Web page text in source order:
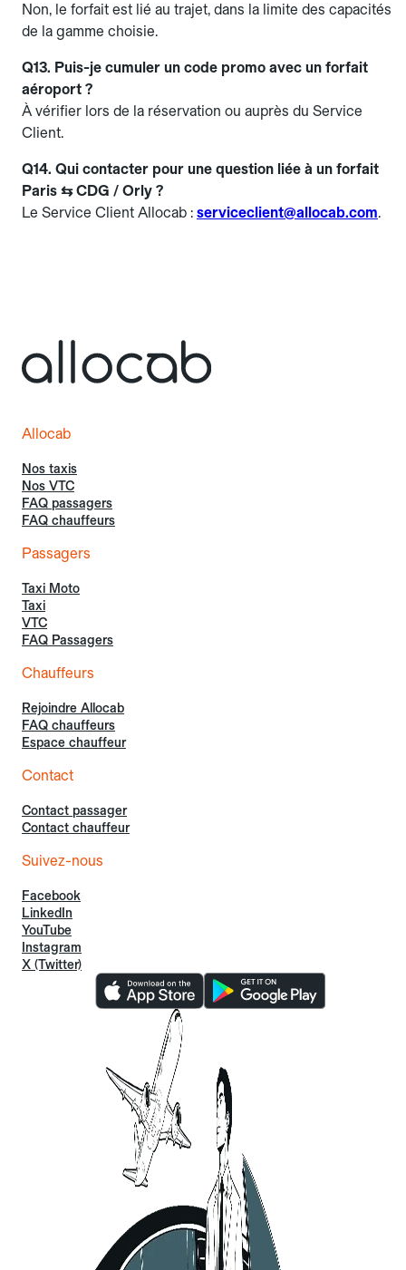
Non, le forfait est lié au trajet, dans la limite des capacités
de la gamme choisie.
Q13. Puis-je cumuler un code promo avec un forfait
aéroport ?
À vérifier lors de la réservation ou auprès du Service
Client.
Q14. Qui contacter pour une question liée à un forfait
Paris ⇆ CDG / Orly ?
Le Service Client Allocab : serviceclient@allocab.com.
Allocab
Nos taxis
Nos VTC
FAQ passagers
FAQ chauffeurs
Passagers
Taxi Moto
Taxi
VTC
FAQ Passagers
Chauffeurs
Rejoindre Allocab
FAQ chauffeurs
Espace chauffeur
Contact
Contact passager
Contact chauffeur
Suivez-nous
Facebook
LinkedIn
YouTube
Instagram
X (Twitter)